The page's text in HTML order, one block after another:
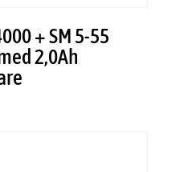
+ SM 5-55
2,0Ah